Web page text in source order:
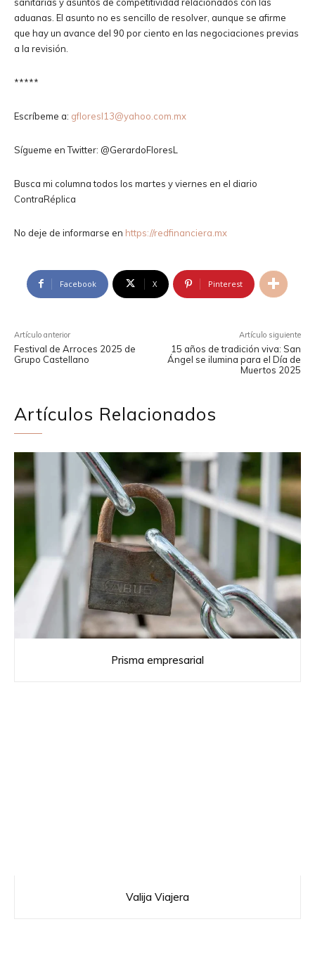
aduanas. El asunto no es sencillo de resolver, aunque se afirme
que hay un avance del 90 por ciento en las negociaciones previas
a la revisión.
*****
Escríbeme a: gfloresl13@yahoo.com.mx
Sígueme en Twitter: @GerardoFloresL
Busca mi columna todos los martes y viernes en el diario
ContraRéplica
No deje de informarse en https://redfinanciera.mx
Facebook X Pinterest
Artículo anterior
Festival de Arroces 2025 de
Grupo Castellano
Artículo siguiente
15 años de tradición viva: San
Ángel se ilumina para el Día de
Muertos 2025
Artículos Relacionados
Prisma empresarial
Valija Viajera